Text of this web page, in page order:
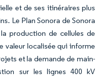
et de ses itinéraires plus
Le Plan Sonora de Sonora
production de cellules de
valeur localisée qui informe
et la demande de main-
sur les lignes 400 kV